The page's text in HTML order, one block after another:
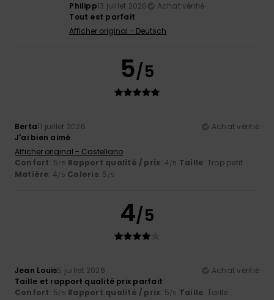
Philipp13 juillet 2026
Achat vérifié
Tout est parfait
Afficher original - Deutsch
5/5
Berta11 juillet 2026
Achat vérifié
J'ai bien aimé
Afficher original - Castellano
Confort: 5/5 Rapport qualité / prix: 4/5 Taille: Trop petit
Matière: 4/5 Coloris: 5 /5
4/5
Jean Louis5 juillet 2026
Achat vérifié
Taille et rapport qualité prix parfait
Confort: 5/5 Rapport qualité / prix: 5/5 Taille: Taille